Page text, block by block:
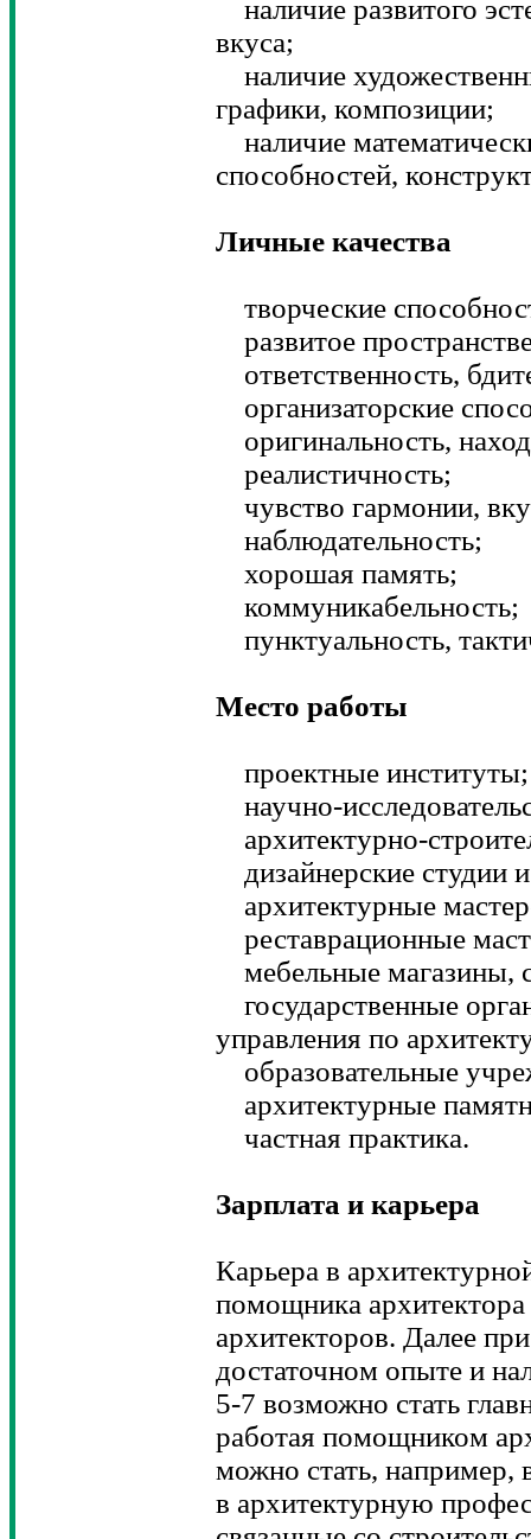
наличие развитого
вкуса;
наличие
графики, композиции;
наличие
способностей,
Личные качества
творческие
развитое
ответственность,
организаторские
оригинальность,
реалистичность;
чувство гармонии,
наблюдательность;
хорошая память;
коммуникабельность;
пунктуальность,
Место работы
проектные институты;
научно-
архитектурно-
дизайнерские студии
архитектурные
реставрационные
мебельные магазины,
государственные
управления по
образовательные
архитектурные
частная практика.
Зарплата и карьера
Карьера в
помощника
архитекторов. Далее
достаточном опыте и
5-7 возможно стать
работая помощником
можно стать, например,
в архитектурную